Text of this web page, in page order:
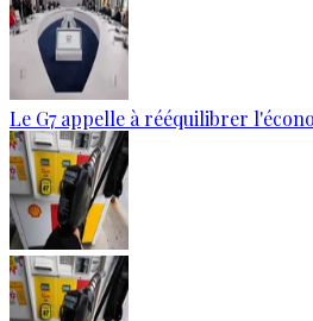
Le G7 appelle à rééquilibrer